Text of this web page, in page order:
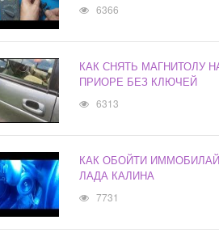
6366
КАК СНЯТЬ МАГНИТОЛУ
ПРИОРЕ БЕЗ КЛЮЧЕЙ
6313
КАК ОБОЙТИ
ЛАДА КАЛИНА
7731